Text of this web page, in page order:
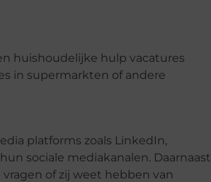
huishoudelijke hulp vacatures
in supermarkten of andere
platforms zoals LinkedIn,
sociale mediakanalen. Daarnaast
of zij weet hebben van